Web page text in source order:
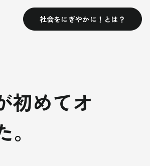
社会をにぎやかに！とは？
初めてオ